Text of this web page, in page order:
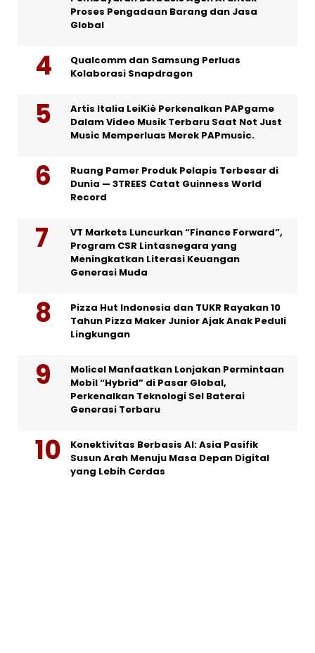
Proses Pengadaan Barang dan Jasa
Global
Qualcomm dan Samsung Perluas
Kolaborasi Snapdragon
Artis Italia LeiKiè Perkenalkan PAPgame
Dalam Video Musik Terbaru Saat Not Just
Music Memperluas Merek PAPmusic.
Ruang Pamer Produk Pelapis Terbesar di
Dunia — 3TREES Catat Guinness World
Record
VT Markets Luncurkan “Finance Forward”,
Program CSR Lintasnegara yang
Meningkatkan Literasi Keuangan
Generasi Muda
Pizza Hut Indonesia dan TUKR Rayakan 10
Tahun Pizza Maker Junior Ajak Anak Peduli
Lingkungan
Molicel Manfaatkan Lonjakan Permintaan
Mobil “Hybrid” di Pasar Global,
Perkenalkan Teknologi Sel Baterai
Generasi Terbaru
Konektivitas Berbasis AI: Asia Pasifik
Susun Arah Menuju Masa Depan Digital
yang Lebih Cerdas